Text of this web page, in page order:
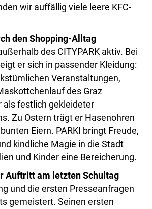
wir auffällig viele leere KFC-
den Shopping-Alltag
des CITYPARK aktiv. Bei
er sich in passender Kleidung:
Veranstaltungen,
des Graz
als festlich gekleideter
Zu Ostern trägt er Hasenohren
Eiern. PARKI bringt Freude,
kindliche Magie in die Stadt
und Kinder eine Bereicherung.
Auftritt am letzten Schultag
und die ersten Presseanfragen
gemeistert. Seinen ersten